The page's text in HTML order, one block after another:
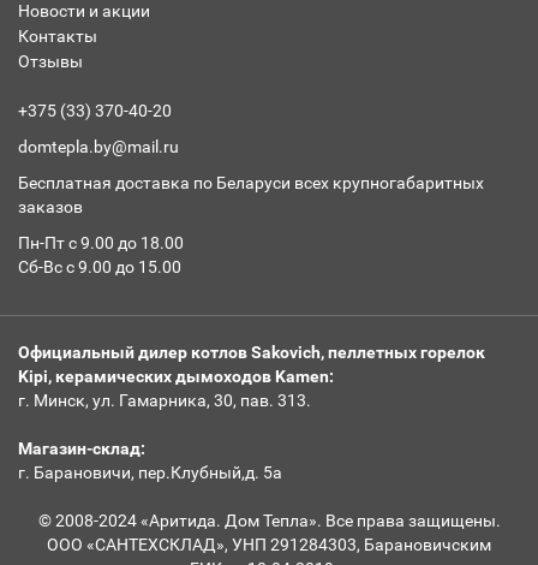
Новости и акции
Контакты
Отзывы
+375 (33) 370-40-20
domtepla.by@mail.ru
Бесплатная доставка по Беларуси всех крупногабаритных
заказов
Пн-Пт с 9.00 до 18.00
Сб-Вс с 9.00 до 15.00
Официальный дилер котлов Sakovich, пеллетных горелок
Kipi, керамических дымоходов Kamen:
г. Минск, ул. Гамарника, 30, пав. 313.
Магазин-склад:
г. Барановичи, пер.Клубный,д. 5а
© 2008-2024 «Аритида. Дом Тепла». Все права защищены.
ООО «САНТЕХСКЛАД», УНП 291284303, Барановичским